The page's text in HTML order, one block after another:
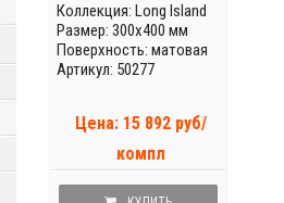
Коллекция: Long Island
Размер: 300x400 мм
Поверхность: матовая
Артикул: 50277
Цена: 15 892 руб/
компл